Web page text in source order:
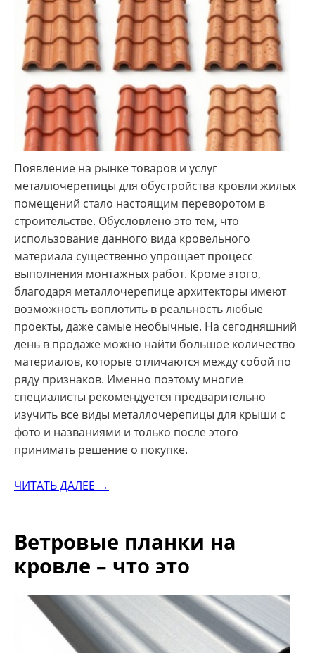
Появление на рынке товаров и услуг
металлочерепицы для обустройства кровли жилых
помещений стало настоящим переворотом в
строительстве. Обусловлено это тем, что
использование данного вида кровельного
материала существенно упрощает процесс
выполнения монтажных работ. Кроме этого,
благодаря металлочерепице архитекторы имеют
возможность воплотить в реальность любые
проекты, даже самые необычные. На сегодняшний
день в продаже можно найти большое количество
материалов, которые отличаются между собой по
ряду признаков. Именно поэтому многие
специалисты рекомендуется предварительно
изучить все виды металлочерепицы для крыши с
фото и названиями и только после этого
принимать решение о покупке.
ЧИТАТЬ ДАЛЕЕ →
Ветровые планки на
кровле – что это